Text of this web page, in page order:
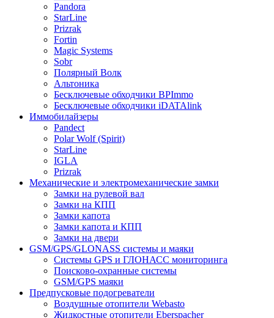
Pandora
StarLine
Prizrak
Fortin
Magic Systems
Sobr
Полярный Волк
Альтоника
Бесключевые обходчики BPImmo
Бесключевые обходчики iDATAlink
Иммобилайзеры
Pandect
Polar Wolf (Spirit)
StarLine
IGLA
Prizrak
Механические и электромеханические замки
Замки на рулевой вал
Замки на КПП
Замки капота
Замки капота и КПП
Замки на двери
GSM/GPS/GLONASS системы и маяки
Системы GPS и ГЛОНАСС мониторинга
Поисково-охранные системы
GSM/GPS маяки
Предпусковые подогреватели
Воздушные отопители Webasto
Жидкостные отопители Eberspacher